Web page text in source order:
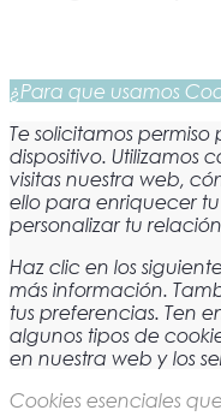
¿Para que usamos
Te solicitamos
dispositivo. Utilizamos
visitas nuestra web,
ello para enriquecer
personalizar tu
Haz clic en los
más información.
tus preferencias. Ten
algunos tipos de
en nuestra web y los
Cookies esenciales